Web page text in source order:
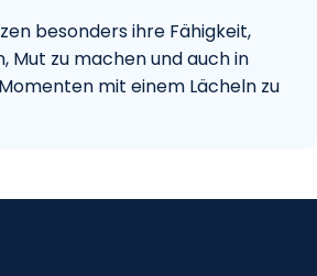
besonders ihre Fähigkeit,
Mut zu machen und auch in
mit einem Lächeln zu